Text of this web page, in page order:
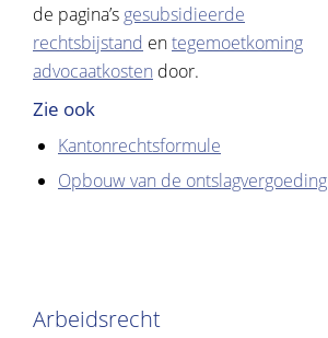
de pagina’s gesubsidieerde
rechtsbijstand entegemoetkoming
advocaatkosten door.
Zie ook
Kantonrechtsformule
Opbouw van de ontslagvergoeding
Arbeidsrecht